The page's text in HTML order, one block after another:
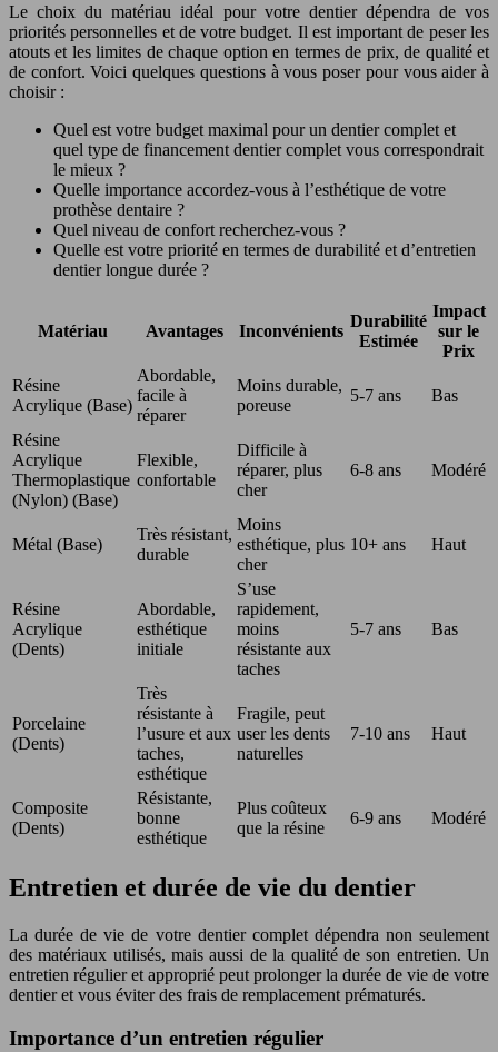
Le choix du matériau idéal pour votre dentier dépendra de vos
priorités personnelles et de votre budget. Il est important de peser les
atouts et les limites de chaque option en termes de prix, de qualité et
de confort. Voici quelques questions à vous poser pour vous aider à
choisir :
Quel est votre budget maximal pour un dentier complet et
quel type de financement dentier complet vous correspondrait
le mieux ?
Quelle importance accordez-vous à l’esthétique de votre
prothèse dentaire ?
Quel niveau de confort recherchez-vous ?
Quelle est votre priorité en termes de durabilité et d’entretien
dentier longue durée ?
Matériau Avantages Inconvénients
Durabilité
Estimée
Impact
sur le
Prix
Résine
Acrylique (Base)
Abordable,
facile à
réparer
Moins durable,
poreuse
5-7 ans Bas
Résine
Acrylique
Thermoplastique
(Nylon) (Base)
Flexible,
confortable
Difficile à
réparer, plus
cher
6-8 ans Modéré
Métal (Base)
Très résistant,
durable
Moins
esthétique, plus
cher
10+ ans Haut
Résine
Acrylique
(Dents)
Abordable,
esthétique
initiale
S’use
rapidement,
moins
résistante aux
taches
5-7 ans Bas
Porcelaine
(Dents)
Très
résistante à
l’usure et aux
taches,
esthétique
Fragile, peut
user les dents
naturelles
7-10 ans Haut
Composite
(Dents)
Résistante,
bonne
esthétique
Plus coûteux
que la résine
6-9 ans Modéré
Entretien et durée de vie du dentier
La durée de vie de votre dentier complet dépendra non seulement
des matériaux utilisés, mais aussi de la qualité de son entretien. Un
entretien régulier et approprié peut prolonger la durée de vie de votre
dentier et vous éviter des frais de remplacement prématurés.
Importance d’un entretien régulier